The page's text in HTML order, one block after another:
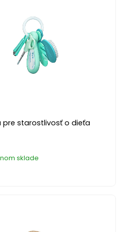
pre starostlivosť o dieťa
sklade